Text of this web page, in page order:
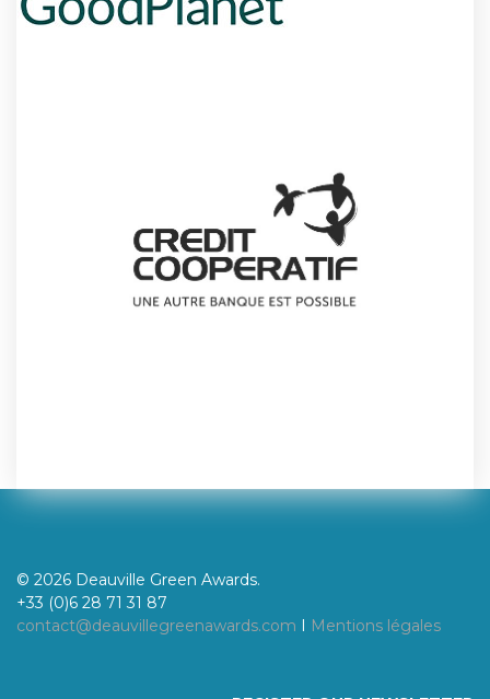
© 2026 Deauville Green Awards.
+33 (0)6 28 71 31 87
contact@deauvillegreenawards.com I Mentions légales